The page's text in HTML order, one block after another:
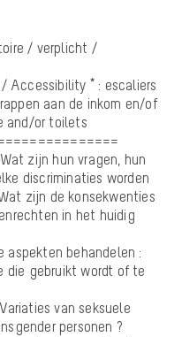
/ verplicht /
Accessibility * : escaliers
aan de inkom en/of
and/or toilets
zijn hun vragen, hun
discriminaties worden
zijn de konsekwenties
in het huidig
aspekten behandelen :
die gebruikt wordt of te
van seksuele
personen ?